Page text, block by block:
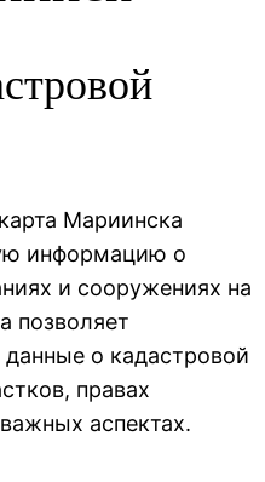
Мариинска
информацию о
и сооружениях на
позволяет
о кадастровой
правах
аспектах.